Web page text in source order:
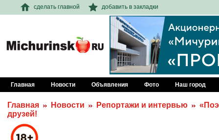
сделать главной добавить в закладки
Главная Новости Объявления Фото Наш город
Главная Новости Репортажи и интервью
друзей!